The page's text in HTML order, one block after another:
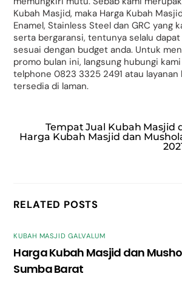
Kubah Masjid, maka Harga Kubah
Enamel, Stainless Steel dan GRC yang
serta bergaransi, tentunya selalu
sesuai dengan budget anda. Untuk
promo bulan ini, langsung hubungi
telphone 0823 3325 2491 atau
tersedia di laman.
Tempat Jual Kubah Masjid
Harga Kubah Masjid dan
RELATED POSTS
KUBAH MASJID GALVALUM
Harga Kubah Masjid dan
Sumba Barat